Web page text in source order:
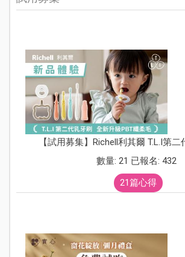
【試用募集】Richell利其爾 T.L.I第二
數量: 21 已報名: 432
21篇心得